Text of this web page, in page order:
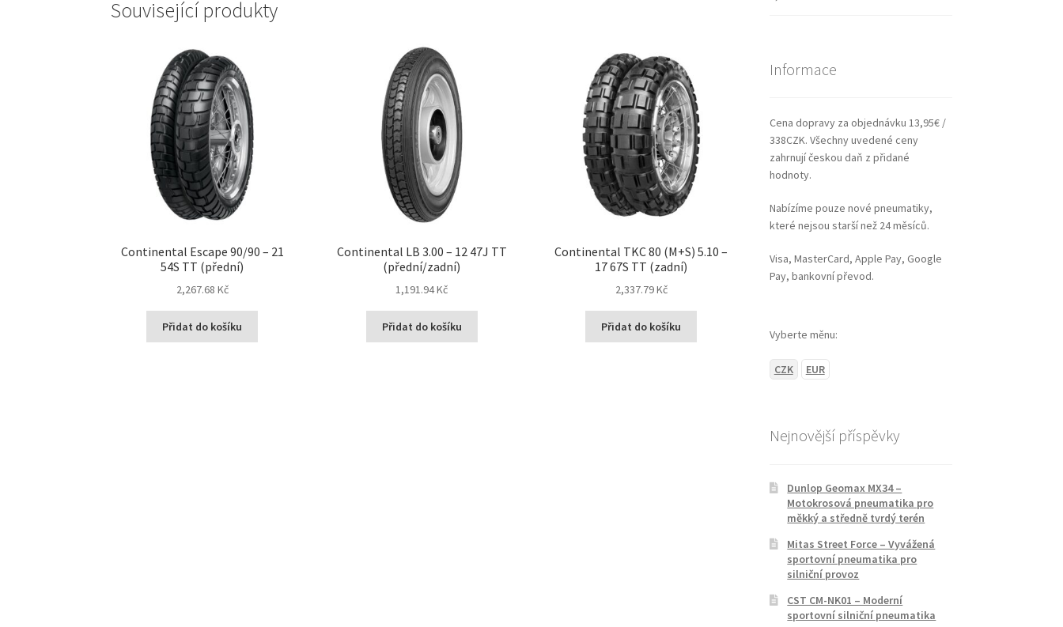
Související produkty
Continental Escape 90/90 – 21
54S TT (přední)
2,267.68 Kč
Přidat do košíku
Continental LB 3.00 – 12 47J TT
(přední/zadní)
1,191.94 Kč
Přidat do košíku
Continental TKC 80 (M+S) 5.10 –
17 67S TT (zadní)
2,337.79 Kč
Přidat do košíku
Informace
Cena dopravy za objednávku 13,95€ /
338CZK. Všechny uvedené ceny
zahrnují českou daň z přidané
hodnoty.
Nabízíme pouze nové pneumatiky,
které nejsou starší než 24 měsíců.
Visa, MasterCard, Apple Pay, Google
Pay, bankovní převod.
Vyberte měnu:
CZK EUR
Nejnovější příspěvky
Dunlop Geomax MX34 –
Motokrosová pneumatika pro
měkký a středně tvrdý terén
Mitas Street Force – Vyvážená
sportovní pneumatika pro
silniční provoz
CST CM-NK01 – Moderní
sportovní silniční pneumatika